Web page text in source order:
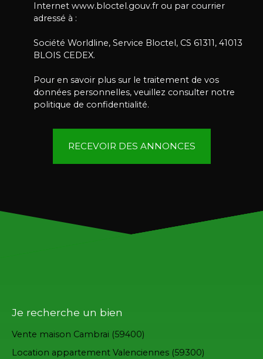
Internet www.bloctel.gouv.fr ou par courrier
adressé à :
Société Worldline, Service Bloctel, CS 61311, 41013
BLOIS CEDEX.
Pour en savoir plus sur le traitement de vos
données personnelles, veuillez consulter notre
politique de confidentialité.
RECEVOIR DES ANNONCES
Je recherche un bien
Vente maison Cambrai (59400)
Location appartement Valenciennes (59300)